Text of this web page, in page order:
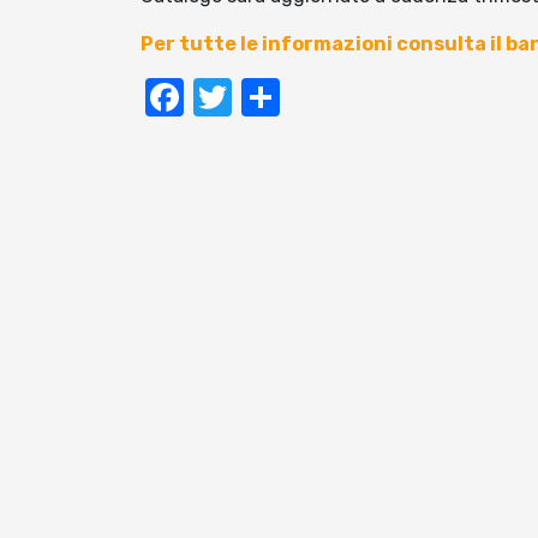
Per tutte le informazioni consulta il
Facebook
Twitter